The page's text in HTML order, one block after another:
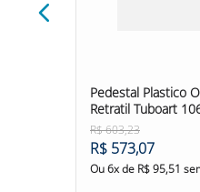
Pedestal Plastico
Retratil Tuboart
R$603,23
R$ 573,07
Ou6x de R$95,51